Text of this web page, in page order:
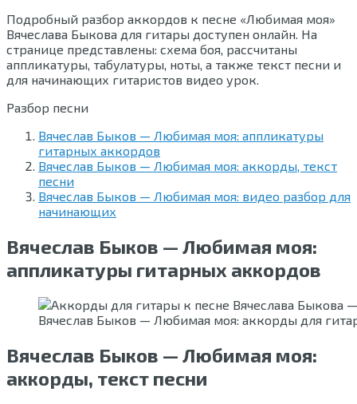
Подробный разбор аккордов к песне «Любимая моя»
Вячеслава Быкова для гитары доступен онлайн. На
странице представлены: схема боя, рассчитаны
аппликатуры, табулатуры, ноты, а также текст песни и
для начинающих гитаристов видео урок.
Разбор песни
Вячеслав Быков — Любимая моя: аппликатуры
гитарных аккордов
Вячеслав Быков — Любимая моя: аккорды, текст
песни
Вячеслав Быков — Любимая моя: видео разбор для
начинающих
Вячеслав Быков — Любимая моя:
аппликатуры гитарных аккордов
Вячеслав Быков — Любимая моя: аккорды для
Вячеслав Быков — Любимая моя:
аккорды, текст песни